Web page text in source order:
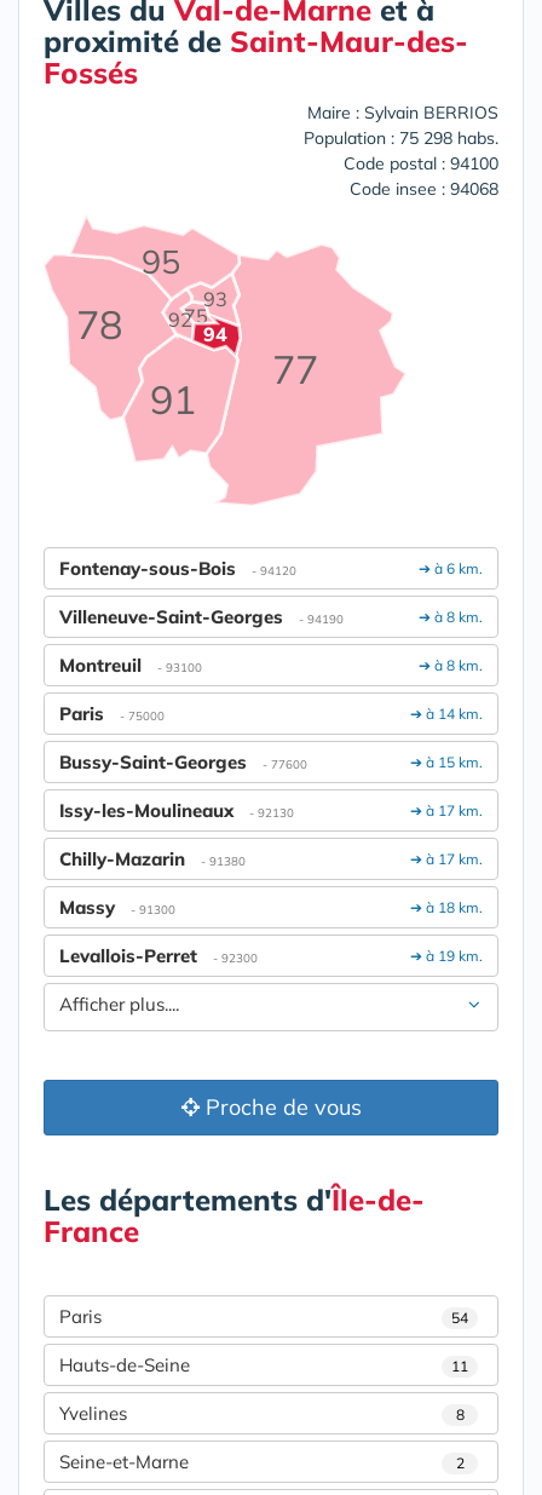
Villes duVal-de-Marne et à
proximité de Saint-Maur-des-
Fossés
Maire : Sylvain BERRIOS
Population : 75 298 habs.
Code postal : 94100
Code insee : 94068
75
77
78
91
92
93
94
95
➔ à 6 km.
Fontenay-sous-Bois - 94120
➔ à 8 km.
Villeneuve-Saint-Georges - 94190
➔ à 8 km.
Montreuil - 93100
➔ à 14 km.
Paris - 75000
➔ à 15 km.
Bussy-Saint-Georges - 77600
➔ à 17 km.
Issy-les-Moulineaux - 92130
➔ à 17 km.
Chilly-Mazarin - 91380
➔ à 18 km.
Massy - 91300
➔ à 19 km.
Levallois-Perret - 92300
Afficher plus....
Proche de vous
Les départements d'Île-de-
France
Paris 54
Hauts-de-Seine 11
Yvelines 8
Seine-et-Marne 2